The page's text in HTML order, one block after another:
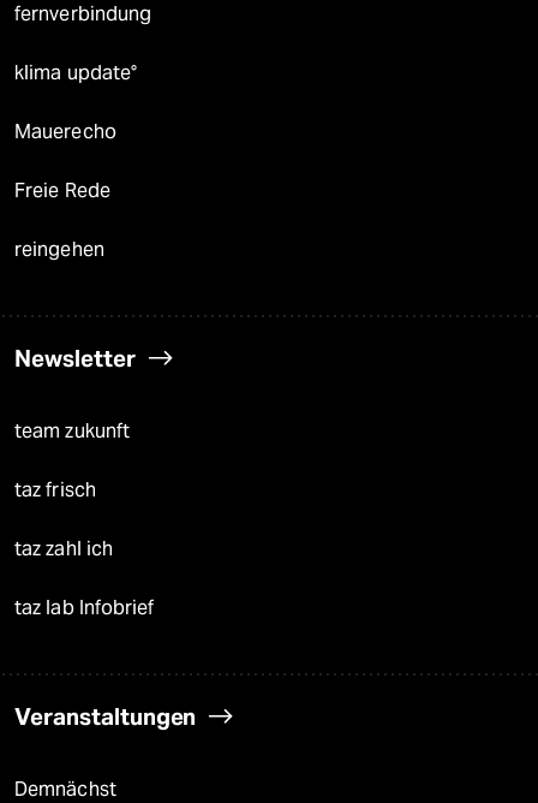
fernverbindung
klima update°
Mauerecho
Freie Rede
reingehen
Newsletter
team zukunft
taz frisch
taz zahl ich
taz lab Infobrief
Veranstaltungen
Demnächst